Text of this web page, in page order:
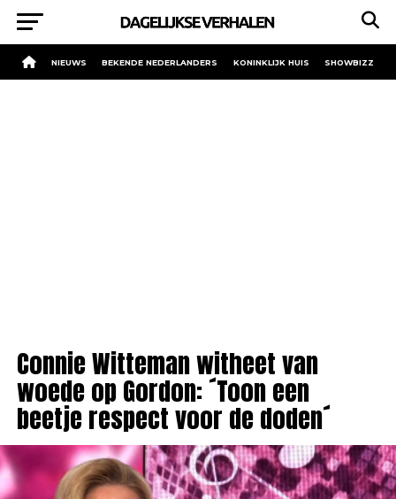
NIEUWS BEKENDE NEDERLANDERS KONINKLIJK HUIS SHOWBIZZ
Connie Witteman witheet van
woede op Gordon: ´Toon een
beetje respect voor de doden´